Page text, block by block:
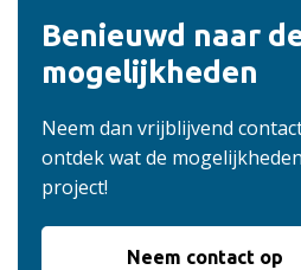
Benieuwd naar
mogelijkheden
Neem dan vrijblijvend
ontdek wat de
project!
Neem contact op